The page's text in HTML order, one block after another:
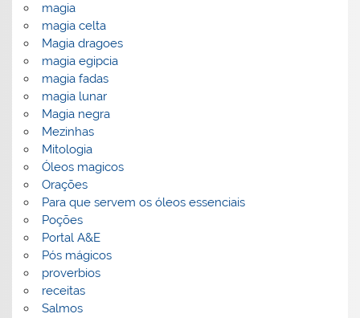
magia
magia celta
Magia dragoes
magia egipcia
magia fadas
magia lunar
Magia negra
Mezinhas
Mitologia
Óleos magicos
Orações
Para que servem os óleos essenciais
Poções
Portal A&E
Pós mágicos
proverbios
receitas
Salmos